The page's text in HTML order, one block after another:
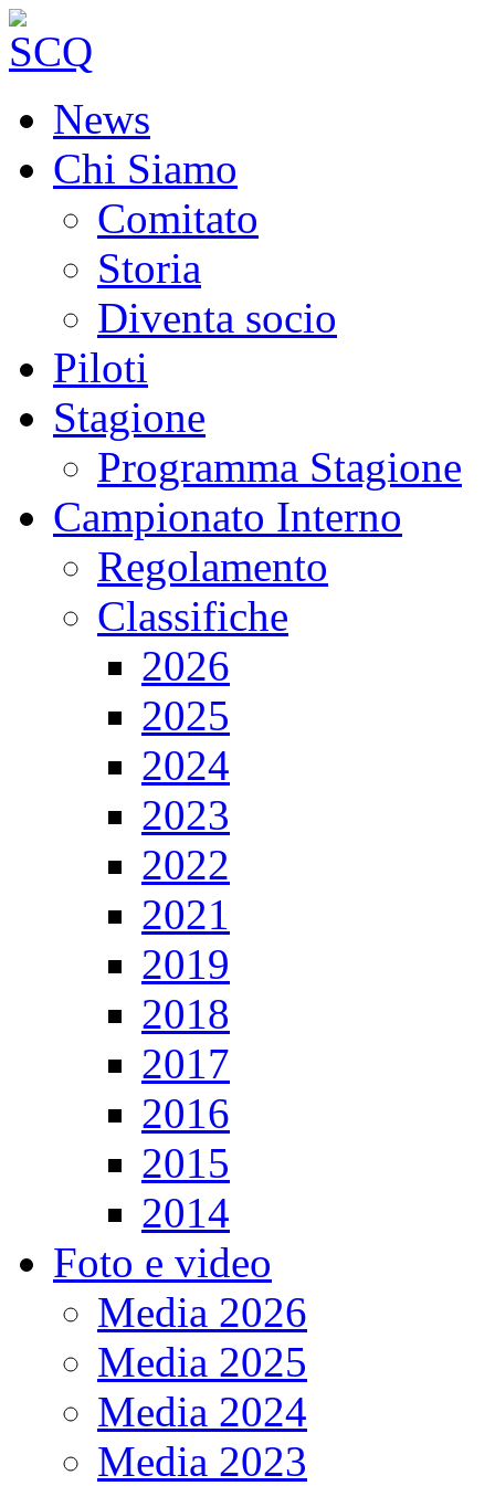
News
Chi Siamo
Comitato
Storia
Diventa socio
Piloti
Stagione
Programma Stagione
Campionato Interno
Regolamento
Classifiche
2026
2025
2024
2023
2022
2021
2019
2018
2017
2016
2015
2014
Foto e video
Media 2026
Media 2025
Media 2024
Media 2023